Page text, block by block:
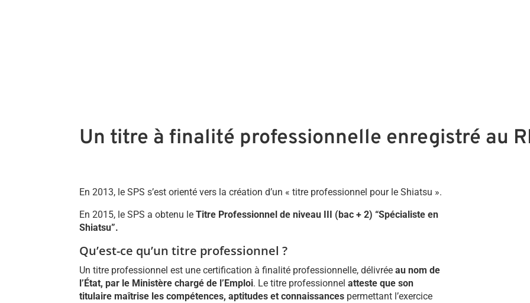
Un titre à finalité professionnelle enregistré au
En 2013, le SPS s’est orienté vers la création d’un « titre professionnel pour le Shiatsu ».
En 2015, le SPS a obtenu leTitre Professionnel de niveau III (bac + 2) “Spécialiste en
Shiatsu”.
Qu’est-ce qu’un titre professionnel ?
Un titre professionnel est une certification à finalité professionnelle, délivréeau nom de
l’État, par le Ministère chargé de l’Emploi. Le titre professionnelatteste que son
titulaire maîtrise les compétences, aptitudes et connaissances permettant l’exercice